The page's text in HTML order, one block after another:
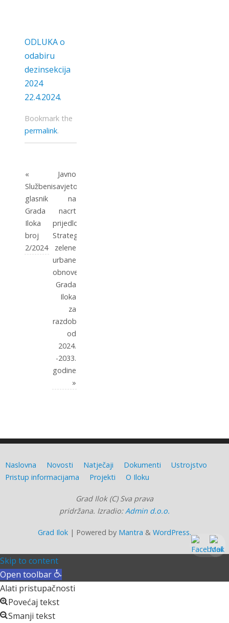
ODLUKA o
odabiru
dezinsekcija
2024
22.4.2024.
Bookmark the
permalink.
«
Službeni
glasnik
Grada
Iloka
broj
2/2024
Javno
savjetovanje
na
nacrt
prijedloga
Strategija
zelene
urbane
obnove
Grada
Iloka
za
razdoblje
od
2024.
-2033.
godine.
»
Naslovna Novosti Natječaji Dokumenti
Ustrojstvo
Pristup informacijama
Projekti O Iloku
Grad Ilok (C) Sva prava
pridržana. Izradio:Admin d.o.o.
Grad Ilok | Powered by Mantra & WordPress.
Skip to content
Open toolbar
Alati pristupačnosti
Povećaj tekst
Smanji tekst